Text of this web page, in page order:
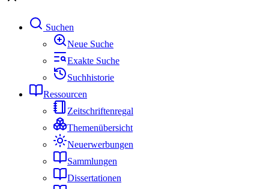
Suchen
Neue Suche
Exakte Suche
Suchhistorie
Ressourcen
Zeitschriftenregal
Themenübersicht
Neuerwerbungen
Sammlungen
Dissertationen